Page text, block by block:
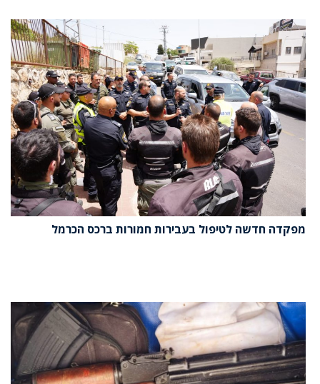
מפקדה חדשה לטיפול בעבירות חמורות ברכס הכרמל